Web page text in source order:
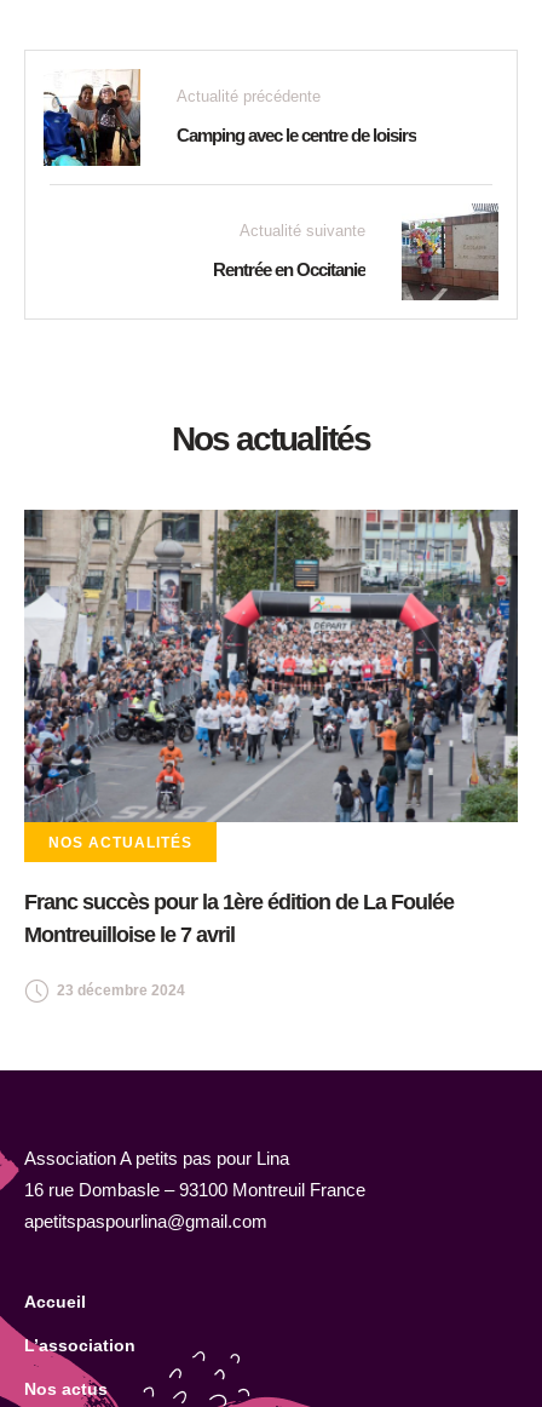
Actualité précédente
Camping avec le centre de loisirs
Actualité suivante
Rentrée en Occitanie
Nos actualités
NOS ACTUALITÉS
Franc succès pour la 1ère édition de La Foulée
Montreuilloise le 7 avril
23 décembre 2024
Association A petits pas pour Lina
16 rue Dombasle – 93100 Montreuil France
apetitspaspourlina@gmail.com
Accueil
L’association
Nos actus